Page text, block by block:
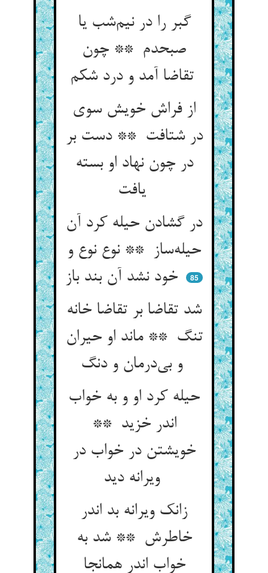
گبر را در نیم‌شب یا
صبحدم ** چون
تقاضا آمد و درد شکم
از فراش خویش سوی
در شتافت ** دست بر
در چون نهاد او بسته
یافت
در گشادن حیله کرد آن
حیله‌ساز ** نوع نوع و
85
شد تقاضا بر تقاضا خانه
تنگ ** ماند او حیران
و بی‌درمان و دنگ
حیله کرد او و به خواب
اندر خزید **
خویشتن در خواب در
ویرانه دید
زانک ویرانه بد اندر
خاطرش ** شد به
خواب اندر همانجا